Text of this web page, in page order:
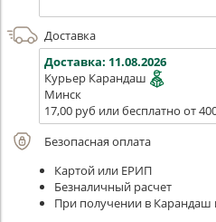
Доставка
Доставка: 11.08.2026
Курьер Карандаш
Минск
17,00 руб или бесплатно от
Безопасная оплата
Картой или ЕРИП
Безналичный расчет
При получении в Карандаш